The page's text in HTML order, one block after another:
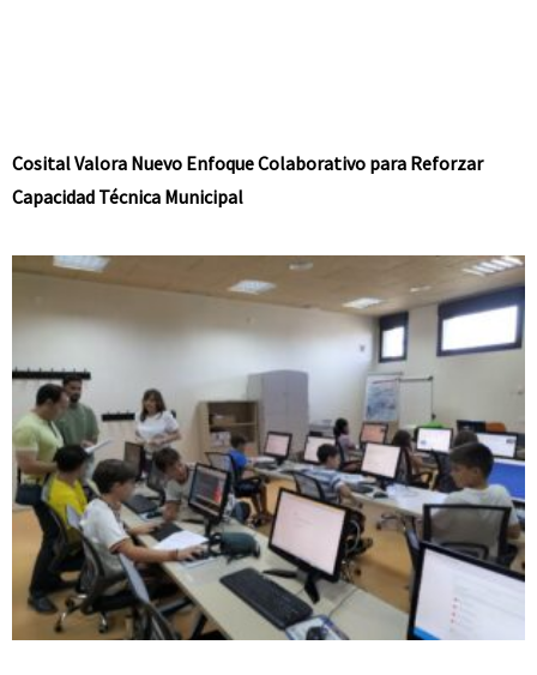
Cosital Valora Nuevo Enfoque Colaborativo para Reforzar
Capacidad Técnica Municipal